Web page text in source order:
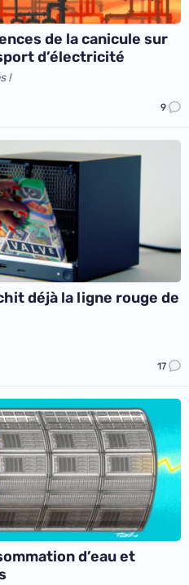
de la canicule sur
d’électricité
!
9
déjà la ligne rouge de
17
d’eau et